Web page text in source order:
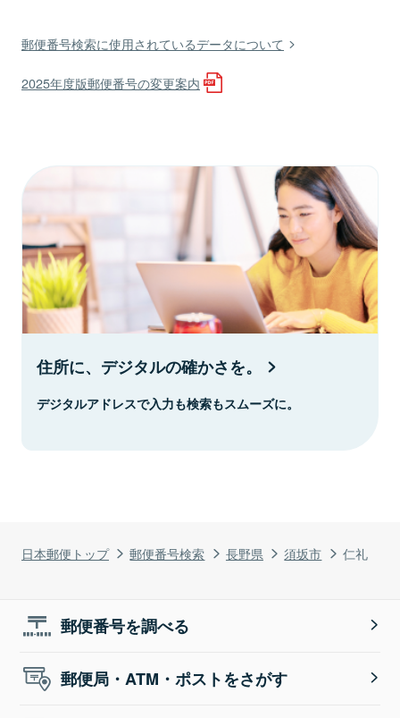
日本郵便トップ 郵便番号検索 長野県 須坂市 仁礼
郵便番号検索に使用されているデータについて
2025年度版郵便番号の変更案内
住所に、デジタルの確かさを。
デジタルアドレスで入力も検索もスムーズに。
郵便番号を調べる
郵便局・ATM・ポストをさがす